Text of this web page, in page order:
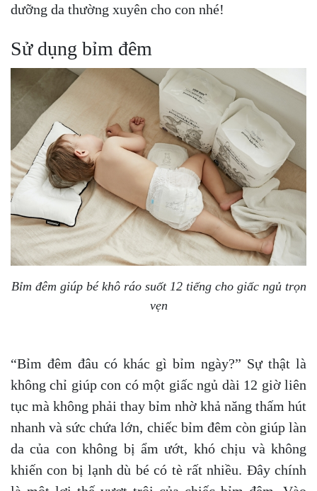
dưỡng da thường xuyên cho con nhé!
Sử dụng bỉm đêm
Bỉm đêm giúp bé khô ráo suốt 12 tiếng cho giấc ngủ trọn
vẹn
“Bỉm đêm đâu có khác gì bỉm ngày?” Sự thật là
không chỉ giúp con có một giấc ngủ dài 12 giờ liên
tục mà không phải thay bỉm nhờ khả năng thấm hút
nhanh và sức chứa lớn, chiếc bỉm đêm còn giúp làn
da của con không bị ẩm ướt, khó chịu và không
khiến con bị lạnh dù bé có tè rất nhiều. Đây chính